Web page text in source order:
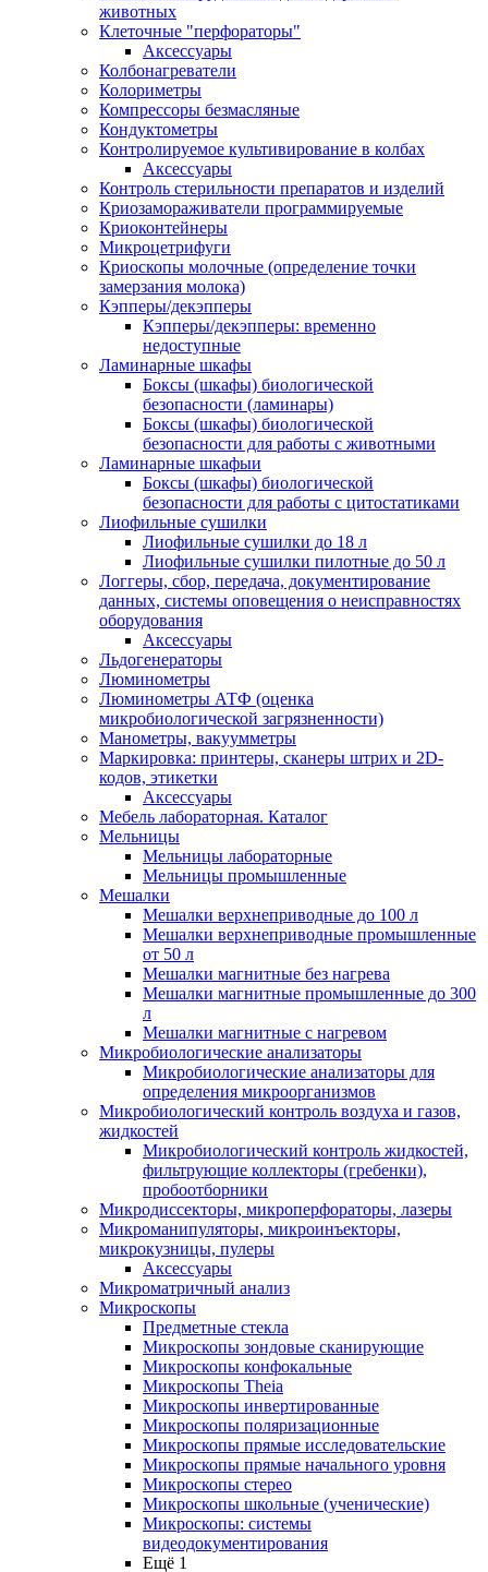
животных
Клеточные "перфораторы"
Аксессуары
Колбонагреватели
Колориметры
Компрессоры безмасляные
Кондуктометры
Контролируемое культивирование в колбах
Аксессуары
Контроль стерильности препаратов и изделий
Криозамораживатели программируемые
Криоконтейнеры
Микроцетрифуги
Криоскопы молочные (определение точки
замерзания молока)
Кэпперы/декэпперы
Кэпперы/декэпперы: временно
недоступные
Ламинарные шкафы
Боксы (шкафы) биологической
безопасности (ламинары)
Боксы (шкафы) биологической
безопасности для работы с животными
Ламинарные шкафыи
Боксы (шкафы) биологической
безопасности для работы с цитостатиками
Лиофильные сушилки
Лиофильные сушилки до 18 л
Лиофильные сушилки пилотные до 50 л
Логгеры, сбор, передача, документирование
данных, системы оповещения о неисправностях
оборудования
Аксессуары
Льдогенераторы
Люминометры
Люминометры АТФ (оценка
микробиологической загрязненности)
Манометры, вакуумметры
Маркировка: принтеры, сканеры штрих и 2D-
кодов, этикетки
Аксессуары
Мебель лабораторная. Каталог
Мельницы
Мельницы лабораторные
Мельницы промышленные
Мешалки
Мешалки верхнеприводные до 100 л
Мешалки верхнеприводные промышленные
от 50 л
Мешалки магнитные без нагрева
Мешалки магнитные промышленные до 300
л
Мешалки магнитные с нагревом
Микробиологические анализаторы
Микробиологические анализаторы для
определения микроорганизмов
Микробиологический контроль воздуха и газов,
жидкостей
Микробиологический контроль жидкостей,
фильтрующие коллекторы (гребенки),
пробоотборники
Микродиссекторы, микроперфораторы, лазеры
Микроманипуляторы, микроинъекторы,
микрокузницы, пулеры
Аксессуары
Микроматричный анализ
Микроскопы
Предметные стекла
Микроскопы зондовые сканирующие
Микроскопы конфокальные
Микроскопы Theia
Микроскопы инвертированные
Микроскопы поляризационные
Микроскопы прямые исследовательские
Микроскопы прямые начального уровня
Микроскопы стерео
Микроскопы школьные (ученические)
Микроскопы: системы
видеодокументирования
Ещё 1